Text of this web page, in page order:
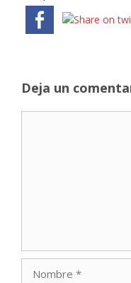
Deja un